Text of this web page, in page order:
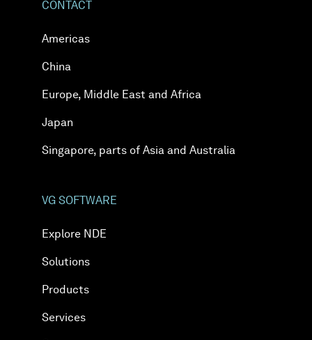
CONTACT
Americas
China
Europe, Middle East and Africa
Japan
Singapore, parts of Asia and Australia
VG SOFTWARE
Explore NDE
Solutions
Products
Services